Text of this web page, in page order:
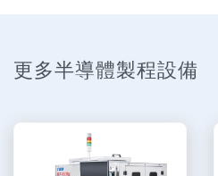
更多半導體製程設備